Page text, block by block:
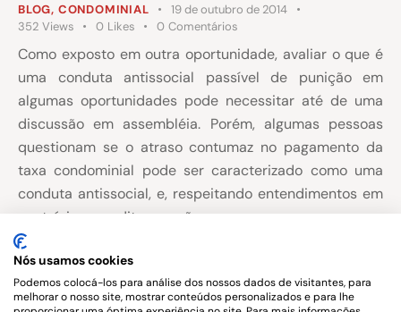
BLOG, CONDOMINIAL
19 de outubro de 2014
352 Views 0 Likes 0 Comentários
Como exposto em outra oportunidade, avaliar o que é
uma conduta antissocial passível de punição em
algumas oportunidades pode necessitar até de uma
discussão em assembléia. Porém, algumas pessoas
questionam se o atraso contumaz no pagamento da
taxa condominial pode ser caracterizado como uma
conduta antissocial, e, respeitando entendimentos em
contrários acredito que não.
Nós usamos cookies
Podemos colocá-los para análise dos nossos dados de visitantes, para
melhorar o nosso site, mostrar conteúdos personalizados e para lhe